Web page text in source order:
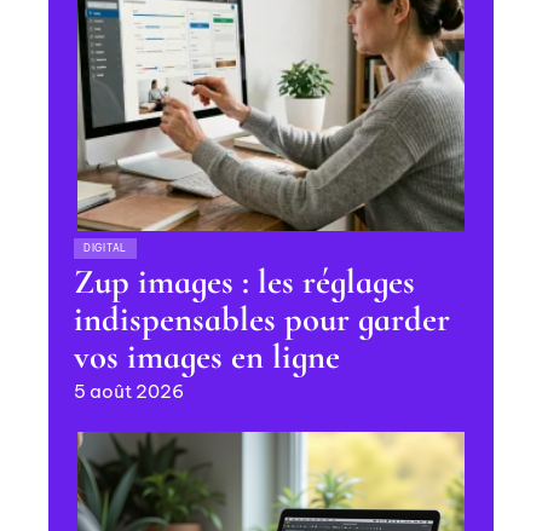
DIGITAL
Zup images : les réglages
indispensables pour garder
vos images en ligne
5 août 2026